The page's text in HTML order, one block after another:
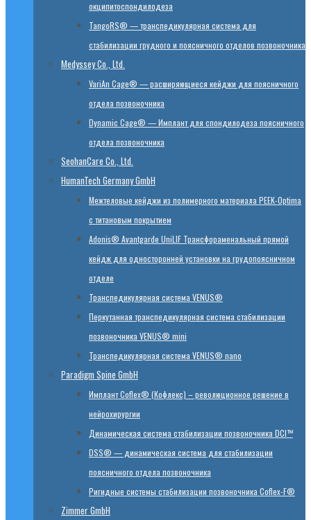
окципитоспондилодеза
TangoRS® — транспедикулярная система для
стабилизации грудного и поясничного отделов позвоночника
Medyssey Co., Ltd.
VariAn Cage® — расширяющиеся кейджи для поясничного
отдела позвоночника
Dynamic Cage® — Имплант для спондилодеза поясничного
отдела позвоночника
SeohanCare Co., Ltd.
HumanTech Germany GmbH
Mежтеловые кейджи из полимерного материала PEEK-Optima
с титановым покрытием
Adonis® Avantgarde UniLIF Трансфораменальный прямой
кейдж для односторонней установки на грудопоясничном
отделе
Транспедикулярная система VENUS®
Перкутанная транспедикулярная система стабилизации
позвоночника VENUS® mini
Транспедикулярная система VENUS® nano
Paradigm Spine GmbH
Имплант Coflex® (Кофлекс) – революционное решение в
нейрохирургии
Динамическая система стабилизации позвоночника DCI™
DSS® — динамическая система для стабилизации
поясничного отдела позвоночника
Ригидные системы стабилизации позвоночника Coflex-F®
Zimmer GmbH